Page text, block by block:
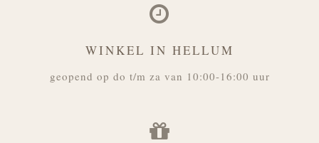
WINKEL IN HELLUM
geopend op do t/m za van 10:00-16:00 uur